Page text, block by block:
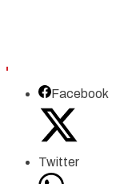
Facebook
Twitter